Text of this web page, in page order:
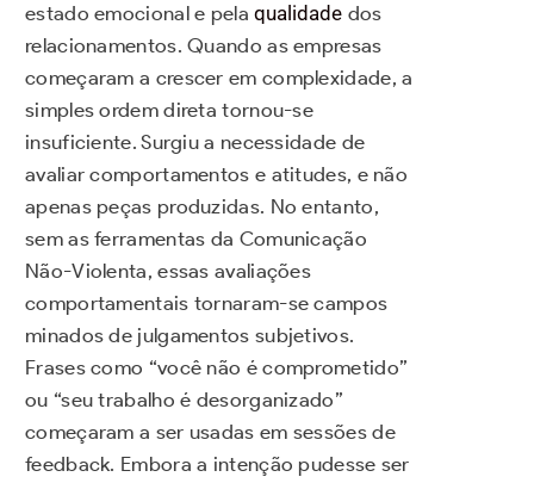
estado emocional e pelaqualidade dos
relacionamentos. Quando as empresas
começaram a crescer em complexidade, a
simples ordem direta tornou-se
insuficiente. Surgiu a necessidade de
avaliar comportamentos e atitudes, e não
apenas peças produzidas. No entanto,
sem as ferramentas da Comunicação
Não-Violenta, essas avaliações
comportamentais tornaram-se campos
minados de julgamentos subjetivos.
Frases como “você não é comprometido”
ou “seu trabalho é desorganizado”
começaram a ser usadas em sessões de
feedback. Embora a intenção pudesse ser